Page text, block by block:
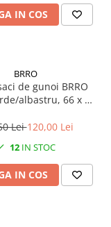
IN COS
BRRO
de gunoi BRRO
albastru, 66 x 42
selectiva si
Lei120,00 Lei
12 IN STOC
IN COS